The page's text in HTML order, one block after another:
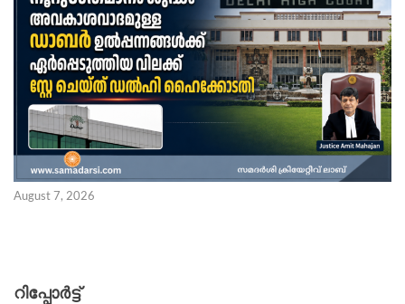
August 7, 2026
റിപ്പോര്‍ട്ട്